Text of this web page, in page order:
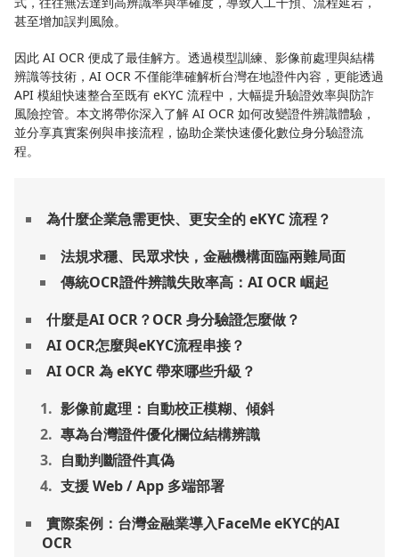
甚至增加誤判風險。
因此 AI OCR 便成了最佳解方。透過模型訓練、影像前處理與結構
辨識等技術，AI OCR 不僅能準確解析台灣在地證件內容，更能透過
API 模組快速整合至既有 eKYC 流程中，大幅提升驗證效率與防詐
風險控管。本文將帶你深入了解 AI OCR 如何改變證件辨識體驗，
並分享真實案例與串接流程，協助企業快速優化數位身分驗證流
程。
為什麼企業急需更快、更安全的 eKYC 流程？
法規求穩、民眾求快，金融機構面臨兩難局面
傳統OCR證件辨識失敗率高：AI OCR 崛起
什麼是AI OCR？OCR 身分驗證怎麼做？
AI OCR怎麼與eKYC流程串接？
AI OCR 為 eKYC 帶來哪些升級？
影像前處理：自動校正模糊、傾斜
專為台灣證件優化欄位結構辨識
自動判斷證件真偽
支援 Web / App 多端部署
實際案例：台灣金融業導入FaceMe eKYC的AI
OCR